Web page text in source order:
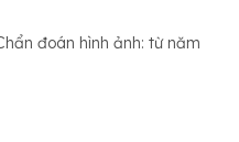
đoán hình ảnh: từ năm